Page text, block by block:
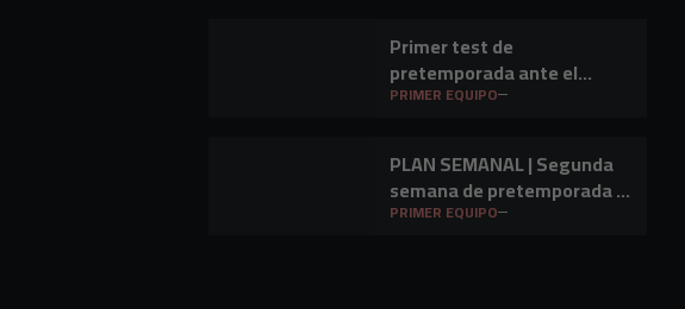
Primer test de
pretemporada ante el
Barakaldo CF
PRIMER EQUIPO
PLAN SEMANAL | Segunda
semana de pretemporada y
primer amistoso a la vista
PRIMER EQUIPO